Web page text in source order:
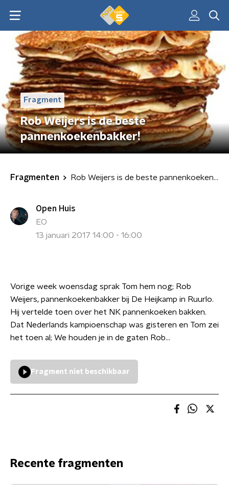
Fragment
Rob Weijers is de beste
pannenkoekenbakker!
Fragmenten Rob Weijers is de beste pannenkoekenbakker!
Open Huis
EO
13 januari 2017 14:00 - 16:00
Vorige week woensdag sprak Tom hem nog; Rob
Weijers, pannenkoekenbakker bij De Heijkamp in Ruurlo.
Hij vertelde toen over het NK pannenkoeken bakken.
Dat Nederlands kampioenschap was gisteren en Tom zei
het toen al; We houden je in de gaten Rob…
Fragment niet beschikbaar
Recente fragmenten